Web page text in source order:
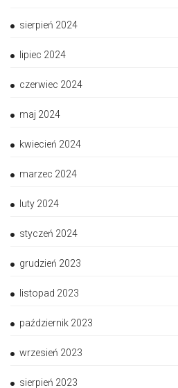
sierpień 2024
lipiec 2024
czerwiec 2024
maj 2024
kwiecień 2024
marzec 2024
luty 2024
styczeń 2024
grudzień 2023
listopad 2023
październik 2023
wrzesień 2023
sierpień 2023